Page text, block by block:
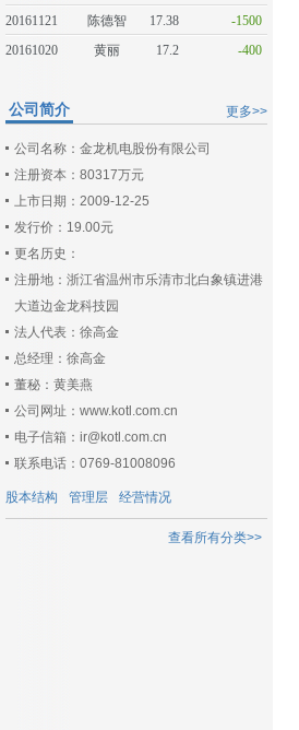
20161121
陈德智 17.38
-1500
20161020
黄丽 17.2 -400
更多>>
公司简介
公司名称：金龙机电股份有限公司
注册资本：80317万元
上市日期：2009-12-25
发行价：19.00元
更名历史：
注册地：浙江省温州市乐清市北白象镇进港
大道边金龙科技园
法人代表：徐高金
总经理：徐高金
董秘：黄美燕
公司网址：www.kotl.com.cn
电子信箱：ir@kotl.com.cn
联系电话：0769-81008096
股本结构 管理层 经营情况
查看所有分类>>